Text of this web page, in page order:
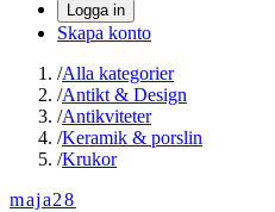
Logga in
Skapa konto
/Alla kategorier
/Antikt & Design
/Antikviteter
/Keramik & porslin
/Krukor
maja28